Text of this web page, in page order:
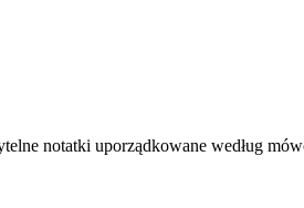
notatki uporządkowane według